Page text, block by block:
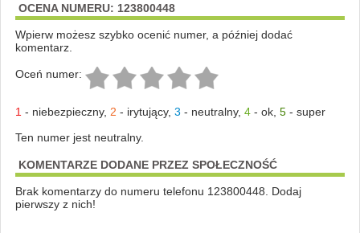
OCENA NUMERU: 123800448
Wpierw możesz szybko ocenić numer, a później dodać
komentarz.
Oceń numer:
1 - niebezpieczny, 2 - irytujący, 3 - neutralny, 4- ok, 5- super
Ten numer jest neutralny.
KOMENTARZE DODANE PRZEZ SPOŁECZNOŚĆ
Brak komentarzy do numeru telefonu 123800448. Dodaj
pierwszy z nich!